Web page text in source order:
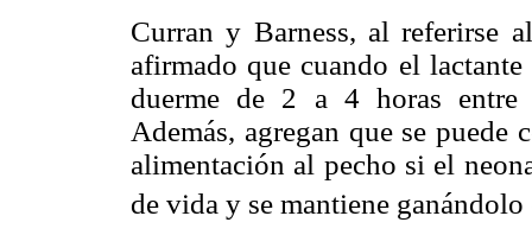
Curran y Barness, al referirse
afirmado que cuando el lactante
duerme de 2 a 4 horas entre
Además, agregan que se
alimentación al pecho si el
de vida y se mantiene